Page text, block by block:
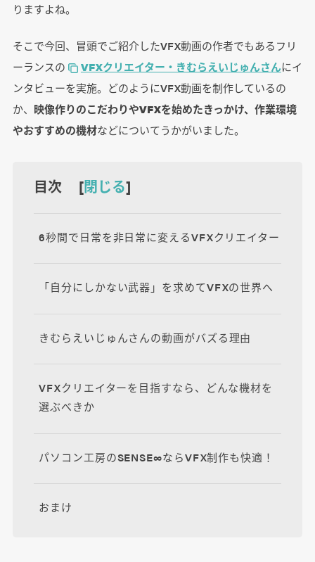
りますよね。
そこで今回、冒頭でご紹介したVFX動画の作者でもあるフリ
ーランスの
VFXクリエイター・きむらえいじゅんさんにイ
ンタビューを実施。どのようにVFX動画を制作しているの
か、 映像作りのこだわりやVFXを始めたきっかけ、作業環境
やおすすめの機材などについてうかがいました。
目次 [閉じる]
6秒間で日常を非日常に変えるVFXクリエイター
「自分にしかない武器」を求めてVFXの世界へ
きむらえいじゅんさんの動画がバズる理由
VFXクリエイターを目指すなら、どんな機材を
選ぶべきか
パソコン工房のSENSE∞ならVFX制作も快適！
おまけ